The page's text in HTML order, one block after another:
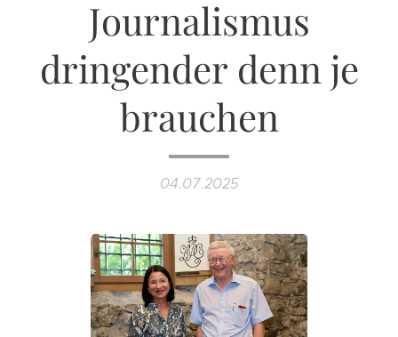
Journalismus
dringender denn je
brauchen
04.07.2025